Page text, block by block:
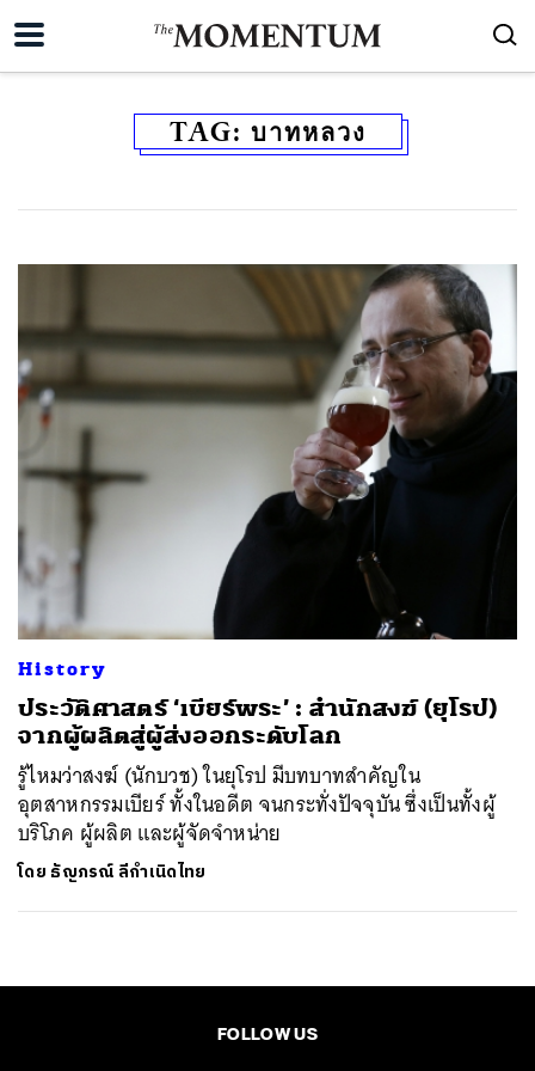
TAG: บาทหลวง
History
ประวัติศาสตร์ ‘เบียร์พระ’ : สำนักสงฆ์ (ยุโรป)
จากผู้ผลิตสู่ผู้ส่งออกระดับโลก
รู้ไหมว่าสงฆ์ (นักบวช) ในยุโรป มีบทบาทสำคัญใน
อุตสาหกรรมเบียร์ ทั้งในอดีต จนกระทั่งปัจจุบัน ซึ่งเป็นทั้งผู้
บริโภค ผู้ผลิต และผู้จัดจำหน่าย
โดย ธัญภรณ์ ลีกำเนิดไทย
FOLLOW US
ค้นหา
TWEET EMAIL